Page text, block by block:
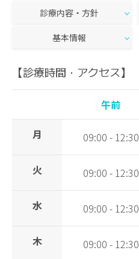
診療内容・方針
基本情報
【診療時間・アクセス】
午前
月 09:00 - 12:30
火 09:00 - 12:30
水 09:00 - 12:30
木 09:00 - 12:30